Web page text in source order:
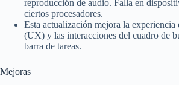
reproducción de audio. Falla en
ciertos procesadores.
Esta actualización mejora la experiencia
(UX) y las interacciones del cuadro de
barra de tareas.
Mejoras